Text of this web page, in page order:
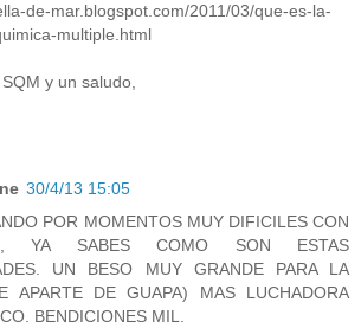
de-mar.blogspot.com/2011/03/que-es-la-
multiple.html
y un saludo,
30/4/13 15:05
POR MOMENTOS MUY DIFICILES CON
YA SABES COMO SON ESTAS
UN BESO MUY GRANDE PARA LA
APARTE DE GUAPA) MAS LUCHADORA
BENDICIONES MIL.